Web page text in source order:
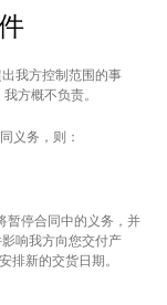
出我方控制范围的事
方概不负责。
义务，则：
暂停合同中的义务，并
响我方向您交付产
排新的交货日期。